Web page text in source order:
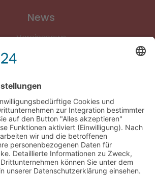
News
Vereinsnews
Gymnastik & Aerobic
Tischtennis
Footvolley
Sonstiges